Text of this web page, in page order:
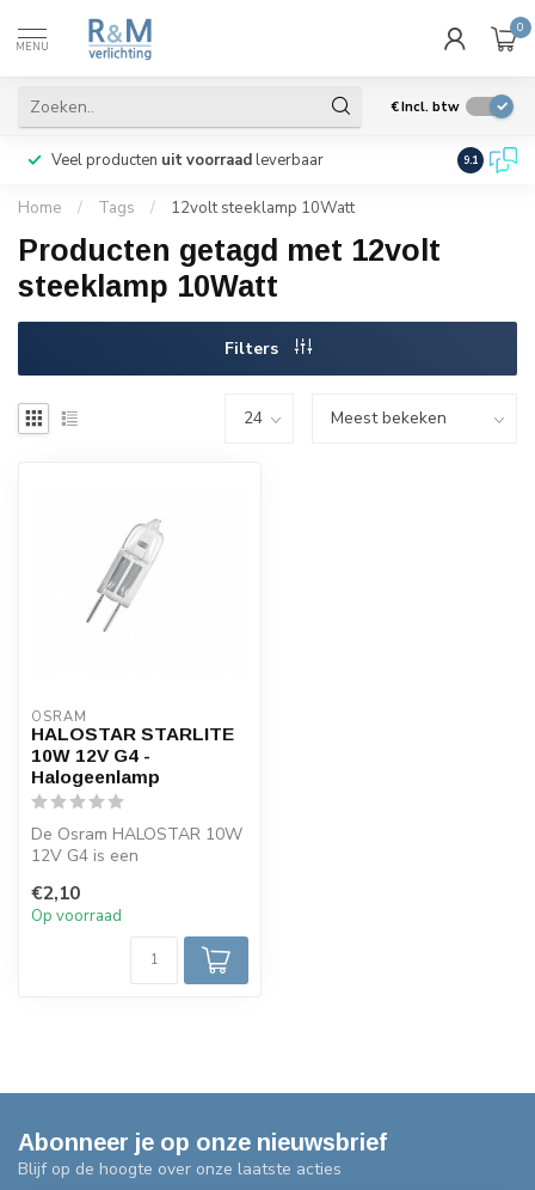
MENU
0
€Incl. btw
Veel producten uit voorraadleverbaar Wij
9.1
Home / Tags / 12volt steeklamp 10Watt
Producten getagd met 12volt
steeklamp 10Watt
Filters
OSRAM
HALOSTAR STARLITE
10W 12V G4 -
Halogeenlamp
De Osram HALOSTAR 10W
12V G4 is een
licht (2800K) pro...
€2,10
Op voorraad
Abonneer je op onze nieuwsbrief
Blijf op de hoogte over onze laatste acties